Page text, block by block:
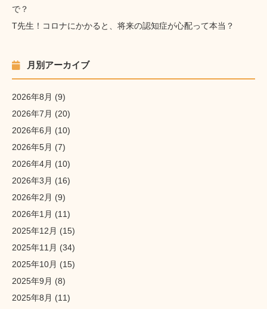
で？
T先生！コロナにかかると、将来の認知症が心配って本当？
月別アーカイブ
2026年8月 (9)
2026年7月 (20)
2026年6月 (10)
2026年5月 (7)
2026年4月 (10)
2026年3月 (16)
2026年2月 (9)
2026年1月 (11)
2025年12月 (15)
2025年11月 (34)
2025年10月 (15)
2025年9月 (8)
2025年8月 (11)